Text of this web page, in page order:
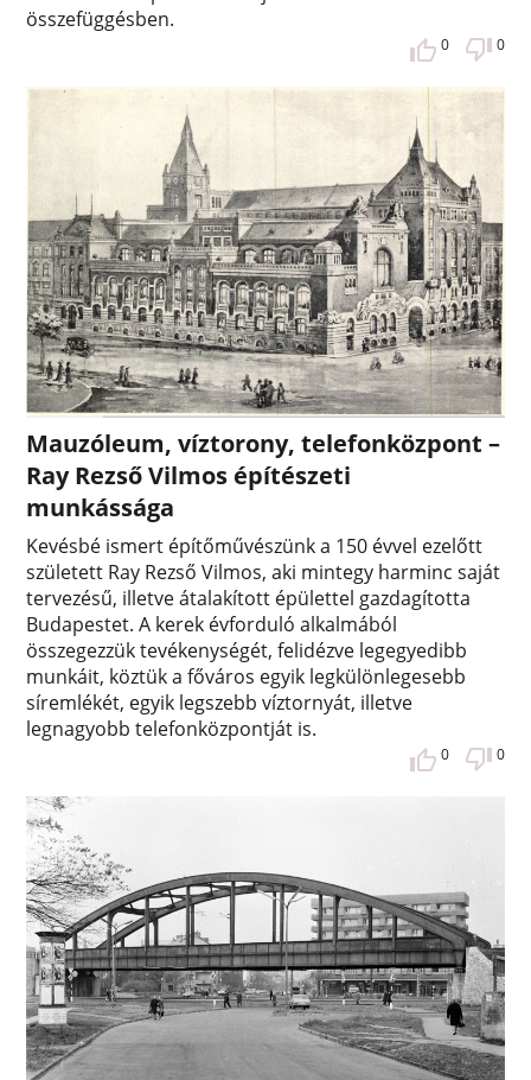
összefüggésben.
0 0
Mauzóleum, víztorony, telefonközpont –
Ray Rezső Vilmos építészeti
munkássága
Kevésbé ismert építőművészünk a 150 évvel ezelőtt
született Ray Rezső Vilmos, aki mintegy harminc saját
tervezésű, illetve átalakított épülettel gazdagította
Budapestet. A kerek évforduló alkalmából
összegezzük tevékenységét, felidézve legegyedibb
munkáit, köztük a főváros egyik legkülönlegesebb
síremlékét, egyik legszebb víztornyát, illetve
legnagyobb telefonközpontját is.
0 0